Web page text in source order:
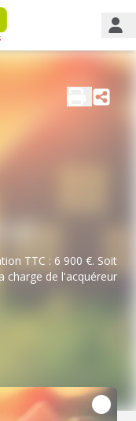
TTC : 6 900 €. Soit
charge de l'acquéreur